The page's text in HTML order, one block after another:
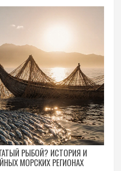
РЫБОЙ? ИСТОРИЯ И
МОРСКИХ РЕГИОНАХ